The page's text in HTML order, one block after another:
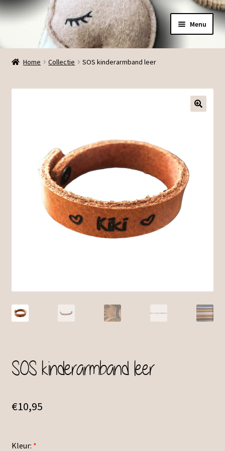
Ga
navigatie
Ga
de
inhoud
Menu
Menu
Home Collectie SOS kinderarmband leer
SOS kinderarmband leer
€10,95
Kleur: *